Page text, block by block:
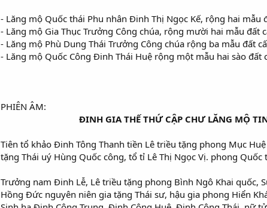
- Lăng mộ Quốc thái Phu nhân Đinh Thị Ngọc Kế, rộng hai mẫu
- Lăng mộ Gia Thục Trưởng Công chúa, rộng mười hai mẫu đất
- Lăng mộ Phù Dung Thái Trưởng Công chúa rộng ba mẫu đất
- Lăng mộ Quốc Công Đinh Thái Huệ rộng một mẫu hai sào
PHIÊN ÂM:
ĐINH GIA THẾ THỨ CẬP CHƯ LĂNG MỘ
Tiên tổ khảo Đinh Tông Thanh tiền Lê triều tặng phong Mục
tặng Thái uý Hùng Quốc công, tổ tỉ Lê Thị Ngọc Vị. phong
Trưởng nam Đinh Lễ, Lê triều tặng phong Bình Ngô Khai quốc,
Hồng Đức nguyên niên gia tặng Thái sư, hậu gia phong Hiển